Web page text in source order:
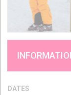
DATES